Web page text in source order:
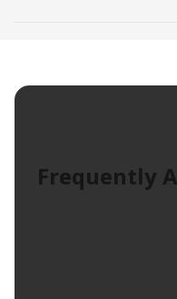
Frequently